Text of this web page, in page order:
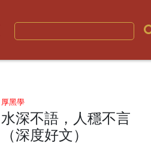
厚黑學
水深不語，人穩不言
（深度好文）